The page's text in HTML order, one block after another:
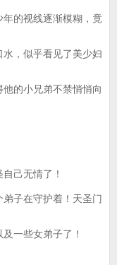
的视线逐渐模糊，竟
，似乎看见了美少妇
的小兄弟不禁悄悄向
己无情了！
子在守护着！天圣门
一些女弟子了！